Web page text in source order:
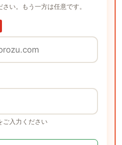
い。もう一方は任意です。
ご入力ください